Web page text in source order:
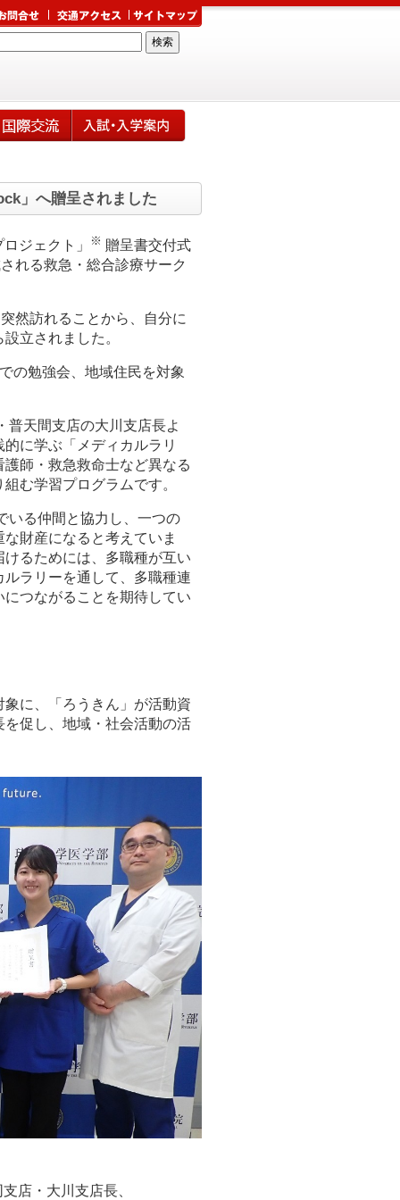
」へ贈呈されました
ジェクト」 ※ 贈呈書交付式
れる救急・総合診療サーク
然訪れることから、自分に
立されました。
の勉強会、地域住民を対象
普天間支店の大川支店長よ
に学ぶ「メディカルラリ
師・救急救命士など異なる
む学習プログラムです。
いる仲間と協力し、一つの
財産になると考えていま
るためには、多職種が互い
ラリーを通して、多職種連
つながることを期待してい
に、「ろうきん」が活動資
促し、地域・社会活動の活
店・大川支店長、